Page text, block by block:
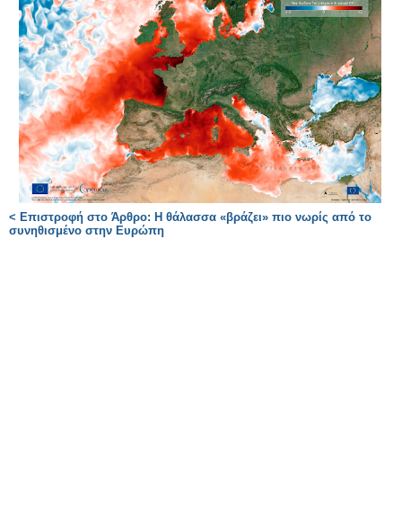
< Επιστροφή στο Άρθρο: Η θάλασσα «βράζει» πιο νωρίς από το
συνηθισμένο στην Ευρώπη